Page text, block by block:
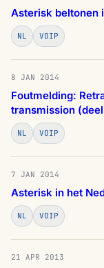
Asterisk beltonen
NL VOIP
8 JAN 2014
Foutmelding:
transmission
NL VOIP
7 JAN 2014
Asterisk in het
NL VOIP
21 APR 2013